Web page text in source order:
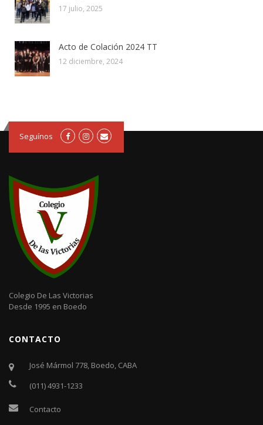
17 julio, 2025
Acto de Colación 2024 TT
12 diciembre, 2024
Seguínos
Colegio De Las Victorias
Desde 1995 en Boedo
CONTACTO
José Mármol 778, Boedo, CABA
(011) 4931-1233
Contacto